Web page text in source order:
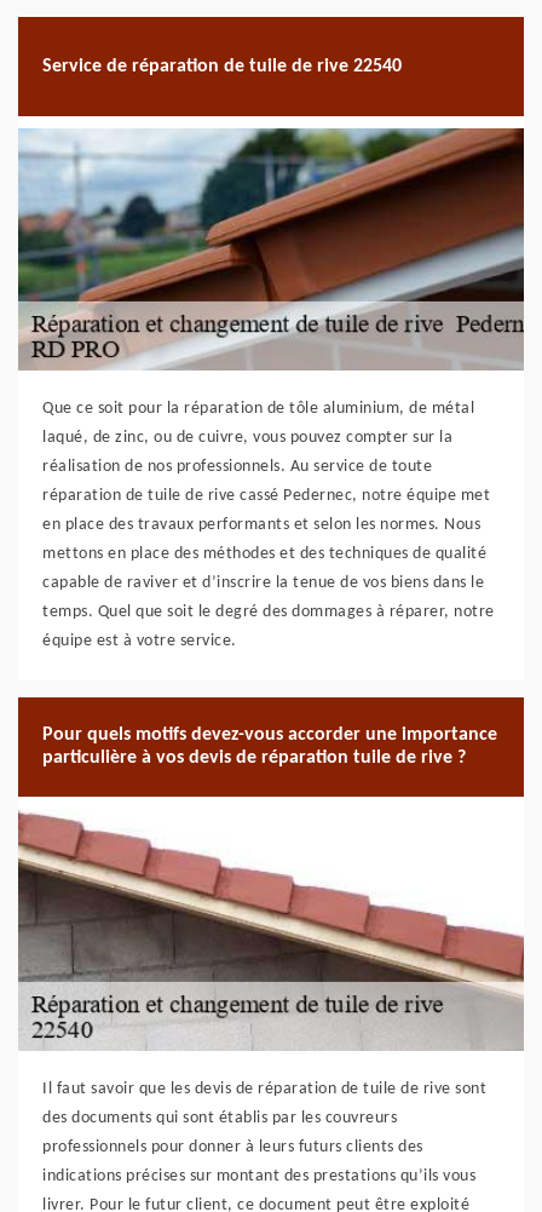
Service de réparation de tuile de rive 22540
Que ce soit pour la réparation de tôle aluminium, de métal
laqué, de zinc, ou de cuivre, vous pouvez compter sur la
réalisation de nos professionnels. Au service de toute
réparation de tuile de rive cassé Pedernec, notre équipe met
en place des travaux performants et selon les normes. Nous
mettons en place des méthodes et des techniques de qualité
capable de raviver et d’inscrire la tenue de vos biens dans le
temps. Quel que soit le degré des dommages à réparer, notre
équipe est à votre service.
Pour quels motifs devez-vous accorder une importance
particulière à vos devis de réparation tuile de rive ?
Il faut savoir que les devis de réparation de tuile de rive sont
des documents qui sont établis par les couvreurs
professionnels pour donner à leurs futurs clients des
indications précises sur montant des prestations qu’ils vous
livrer. Pour le futur client, ce document peut être exploité